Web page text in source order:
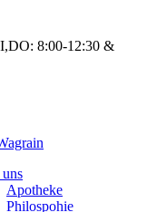
8:00-12:30 &
Apotheke
Philospohie